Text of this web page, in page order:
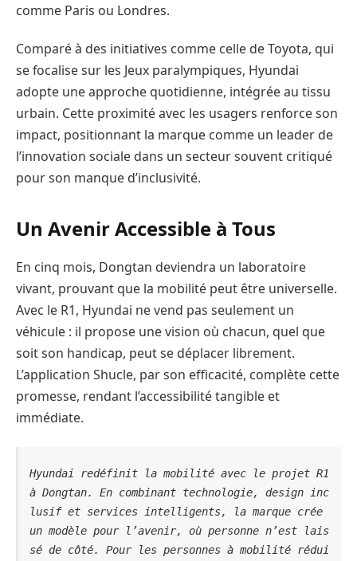
comme Paris ou Londres.
Comparé à des initiatives comme celle de Toyota, qui
se focalise sur les Jeux paralympiques, Hyundai
adopte une approche quotidienne, intégrée au tissu
urbain. Cette proximité avec les usagers renforce son
impact, positionnant la marque comme un leader de
l’innovation sociale dans un secteur souvent critiqué
pour son manque d’inclusivité.
Un Avenir Accessible à Tous
En cinq mois, Dongtan deviendra un laboratoire
vivant, prouvant que la mobilité peut être universelle.
Avec le R1, Hyundai ne vend pas seulement un
véhicule : il propose une vision où chacun, quel que
soit son handicap, peut se déplacer librement.
L’application Shucle, par son efficacité, complète cette
promesse, rendant l’accessibilité tangible et
immédiate.
Hyundai redéfinit la mobilité avec le projet R1
à Dongtan. En combinant technologie, design inc
lusif et services intelligents, la marque crée
un modèle pour l’avenir, où personne n’est lais
sé de côté. Pour les personnes à mobilité rédui